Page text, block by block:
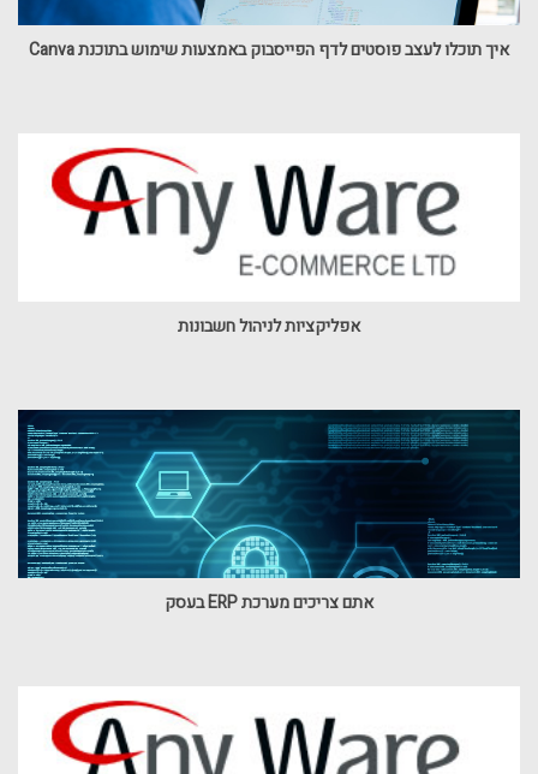
איך תוכלו לעצב פוסטים לדף הפייסבוק באמצעות שימוש בתוכנת Canva
אפליקציות לניהול חשבונות
אתם צריכים מערכת ERP בעסק